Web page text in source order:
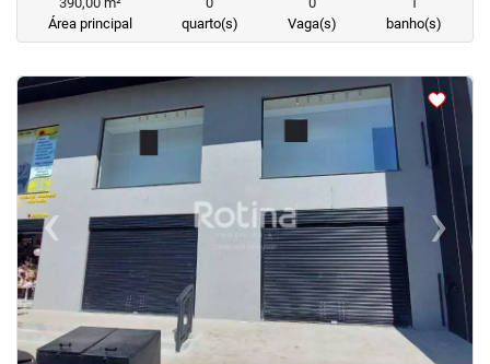
Área principal
quarto(s)
Vaga(s)
banho(s)
<<<<
‹Previous ›
Next